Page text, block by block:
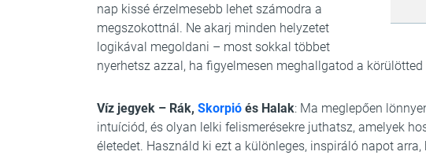
nap kissé érzelmesebb lehet számodra a
megszokottnál. Ne akarj minden helyzetet
logikával megoldani – most sokkal többet
nyerhetsz azzal, ha figyelmesen meghallgatod a körülötted
Víz jegyek – Rák, Skorpió és Halak: Ma meglepően
intuíciód, és olyan lelki felismerésekre juthatsz, amelyek
életedet. Használd ki ezt a különleges, inspiráló napot